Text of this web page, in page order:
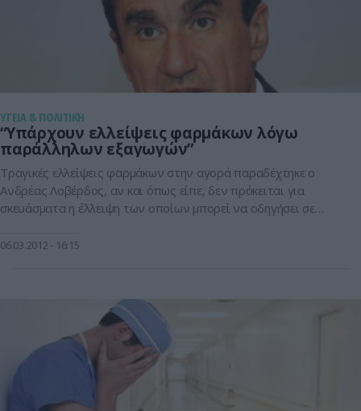
ΥΓΕΙΑ & ΠΟΛΙΤΙΚΗ
“Υπάρχουν ελλείψεις φαρμάκων λόγω
παράλληλων εξαγωγών”
Τραγικές ελλείψεις φαρμάκων στην αγορά παραδέχτηκε ο
Ανδρέας Λοβέρδος, αν και όπως είπε, δεν πρόκειται για
σκευάσματα η έλλειψη των οποίων μπορεί να οδηγήσει σε
υποστήριξε πως πρόκειται για φάρμακα τα οποία
06.03.2012 16:15